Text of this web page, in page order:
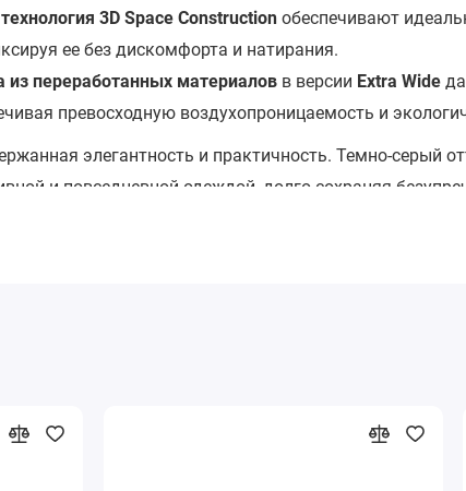
3D Space Construction обеспечивают
ее без дискомфорта и натирания.
из переработанных материалов в версии Extra Wide
превосходную воздухопроницаемость и
элегантность и практичность. Темно-серый
и повседневной одеждой, долго сохраняя
Extra Wide, если вы ищете не просто кроссовки, а
посадкой.